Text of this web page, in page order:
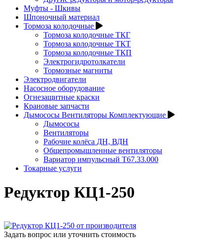
Муфты - Шкивы
Шпоночный материал
Тормоза колодочные
Тормоза колодочные ТКГ
Тормоза колодочные ТКТ
Тормоза колодочные ТКП
Электрогидротолкатели
Тормозные магниты
Электродвигатели
Насосное оборудование
Огнезащитные краски
Крановые запчасти
Дымососы Вентиляторы Комплектующие
Дымососы
Вентиляторы
Рабочие колёса ДН, ВДН
Общепромышленные вентиляторы
Вариатор импульсный Т67.33.000
Токарные услуги
Редуктор КЦ1-250
Задать вопрос или уточнить стоимость